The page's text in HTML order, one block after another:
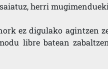
herri
ez digulako agintzen
libre batean